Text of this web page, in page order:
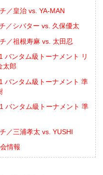
／皇治 vs. YA-MAN
／シバター vs. 久保優太
／祖根寿麻 vs. 太田忍
バンタム級トーナメント リ
太郎
バンタム級トーナメント 準
バンタム級トーナメント 準
／三浦孝太 vs. YUSHI
情報